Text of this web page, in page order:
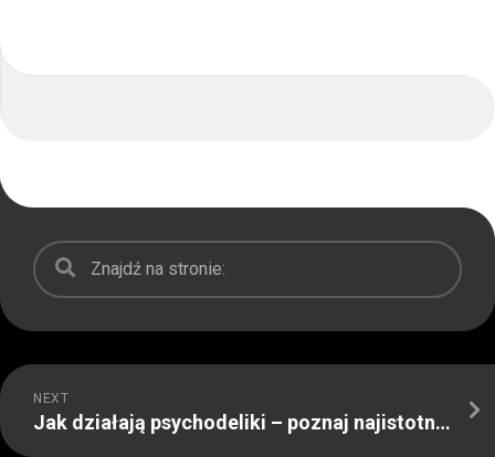
NEXT
Jak działają psychodeliki – poznaj najistotniejsze informacje?